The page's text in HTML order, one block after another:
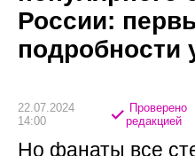
России:
подробности
22.07.2024
14:00
Проверено
редакцией
Но фанаты все